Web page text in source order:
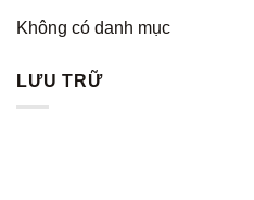
Không có danh mục
LƯU TRỮ